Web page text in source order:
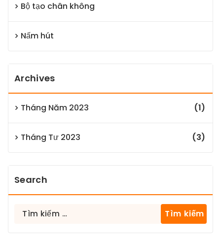
Bộ tạo chân không
Nấm hút
Archives
Tháng Năm 2023 (1)
Tháng Tư 2023 (3)
Search
Tìm